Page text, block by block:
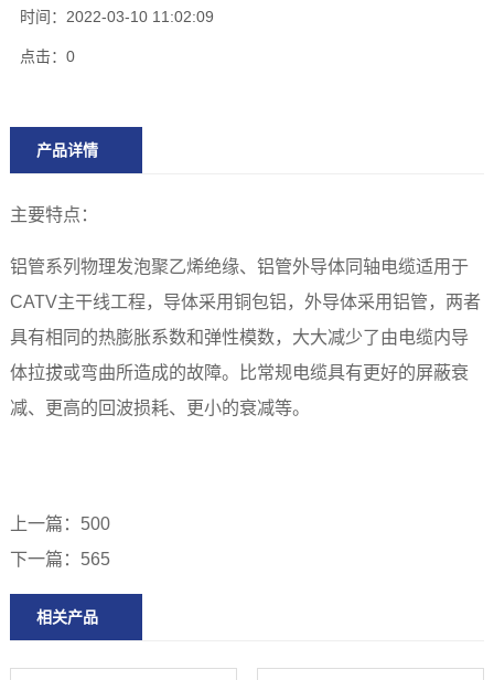
时间：2022-03-10 11:02:09
点击： 0
产品详情
主要特点：
铝管系列物理发泡聚乙烯绝缘、铝管外导体同轴电缆适用于
CATV主干线工程，导体采用铜包铝，外导体采用铝管，两者
具有相同的热膨胀系数和弹性模数，大大减少了由电缆内导
体拉拔或弯曲所造成的故障。比常规电缆具有更好的屏蔽衰
减、更高的回波损耗、更小的衰减等。
上一篇：500
下一篇：565
相关产品